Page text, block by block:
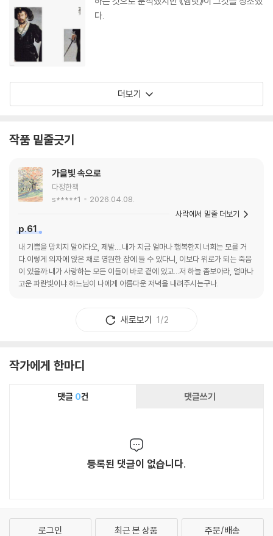
다.
더보기
작품 밑줄긋기
가을빛 속으로
다정한책
s*****1
2026.04.08.
p.61
내 기쁨을 망치지 말아다오, 제발....내가 지금 얼마나 행복한지 너희는 모를 거
다.이렇게 의자에 앉은 채로 영원한 잠에 들 수 있다니, 이보다 위로가 되는 죽음
이 있을까.내가 사랑하는 모든 이들이 바로 곁에 있고...저 하늘 좀보아라, 얼마나
고운 파란빛이냐.하느님이 나에게 아름다운 저녁을 내려주시는구나.
사락에서 밑줄 더보기
새로보기 1/2
작가에게 한마디
댓글 0건 댓글쓰기
등록된 댓글이 없습니다.
로그인 최근 본 상품 주문/배송